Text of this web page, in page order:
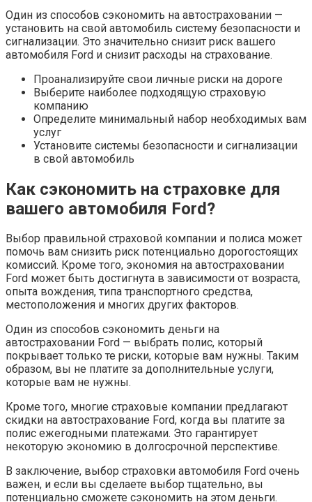
Один из способов сэкономить на автостраховании —
установить на свой автомобиль систему безопасности и
сигнализации. Это значительно снизит риск вашего
автомобиля Ford и снизит расходы на страхование.
Проанализируйте свои личные риски на дороге
Выберите наиболее подходящую страховую
компанию
Определите минимальный набор необходимых вам
услуг
Установите системы безопасности и сигнализации
в свой автомобиль
Как сэкономить на страховке для
вашего автомобиля Ford?
Выбор правильной страховой компании и полиса может
помочь вам снизить риск потенциально дорогостоящих
комиссий. Кроме того, экономия на автостраховании
Ford может быть достигнута в зависимости от возраста,
опыта вождения, типа транспортного средства,
местоположения и многих других факторов.
Один из способов сэкономить деньги на
автостраховании Ford — выбрать полис, который
покрывает только те риски, которые вам нужны. Таким
образом, вы не платите за дополнительные услуги,
которые вам не нужны.
Кроме того, многие страховые компании предлагают
скидки на автострахование Ford, когда вы платите за
полис ежегодными платежами. Это гарантирует
некоторую экономию в долгосрочной перспективе.
В заключение, выбор страховки автомобиля Ford очень
важен, и если вы сделаете выбор тщательно, вы
потенциально сможете сэкономить на этом деньги.